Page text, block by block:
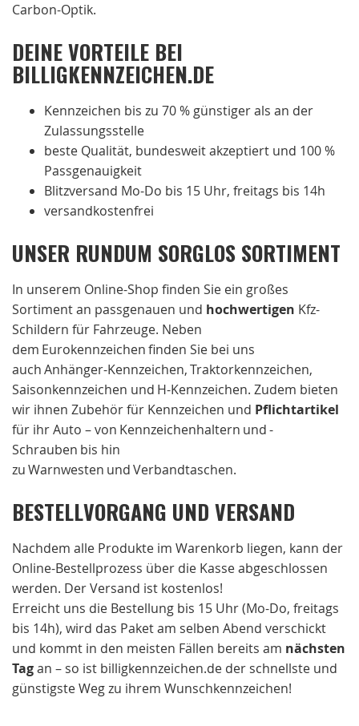
Carbon-Optik.
DEINE VORTEILE BEI
BILLIGKENNZEICHEN.DE
Kennzeichen bis zu 70 % günstiger als an der
Zulassungsstelle
beste Qualität, bundesweit akzeptiert und 100 %
Passgenauigkeit
Blitzversand Mo-Do bis 15 Uhr, freitags bis 14h
versandkostenfrei
UNSER RUNDUM SORGLOS SORTIMENT
In unserem Online-Shop finden Sie ein großes
Sortiment an passgenauen und hochwertigen Kfz-
Schildern für Fahrzeuge. Neben
dem Eurokennzeichen finden Sie bei uns
auch Anhänger-Kennzeichen, Traktorkennzeichen,
Saisonkennzeichen und H-Kennzeichen. Zudem bieten
wir ihnen Zubehör für Kennzeichen und Pflichtartikel
für ihr Auto – von Kennzeichenhaltern und -
Schrauben bis hin
zu Warnwesten und Verbandtaschen.
BESTELLVORGANG UND VERSAND
Nachdem alle Produkte im Warenkorb liegen, kann der
Online-Bestellprozess über die Kasse abgeschlossen
werden. Der Versand ist kostenlos!
Erreicht uns die Bestellung bis 15 Uhr (Mo-Do, freitags
bis 14h), wird das Paket am selben Abend verschickt
und kommt in den meisten Fällen bereits am nächsten
Tagan – so ist billigkennzeichen.de der schnellste und
günstigste Weg zu ihrem Wunschkennzeichen!